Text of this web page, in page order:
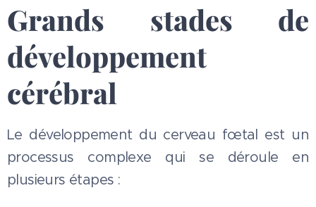
Grands stades de
développement
cérébral
Le développement du cerveau fœtal est un
processus complexe qui se déroule en
plusieurs étapes :